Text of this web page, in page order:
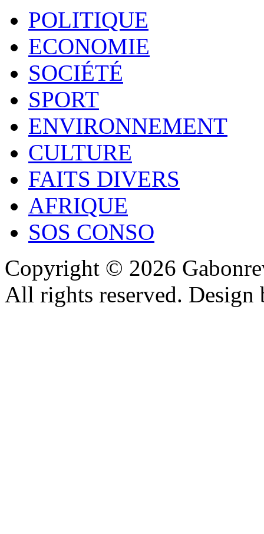
POLITIQUE
ECONOMIE
SOCIÉTÉ
SPORT
ENVIRONNEMENT
CULTURE
FAITS DIVERS
AFRIQUE
SOS CONSO
Copyright © 2026
All rights reserved.